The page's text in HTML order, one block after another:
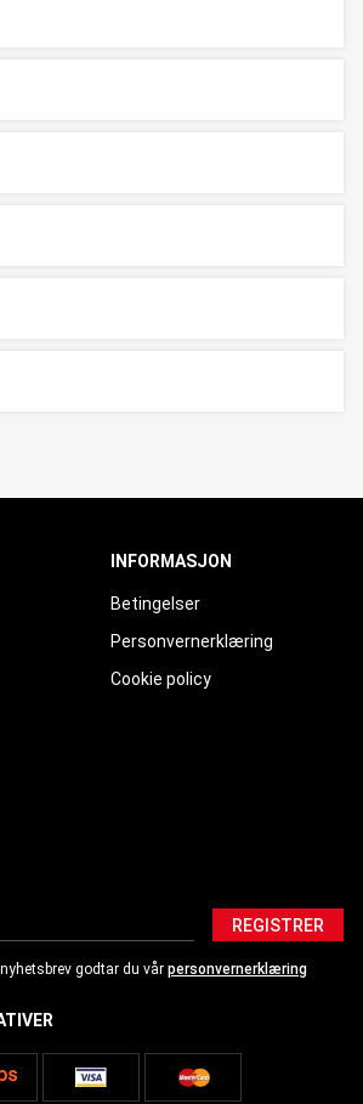
INFORMASJON
Betingelser
Personvernerklæring
Cookie policy
REGISTRER
godtar du vår personvernerklæring